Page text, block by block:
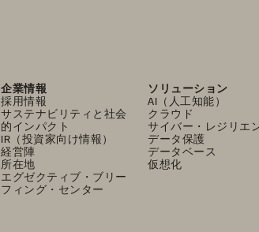
企業情報
採用情報
サステナビリティと社会
的インパクト
IR（投資家向け情報）
経営陣
所在地
エグゼクティブ・ブリー
フィング・センター
ソリューション
AI（人工知能）
クラウド
サイバー・レジリエ
データ保護
データベース
仮想化